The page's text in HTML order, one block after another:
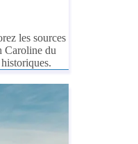
les sources
Caroline du